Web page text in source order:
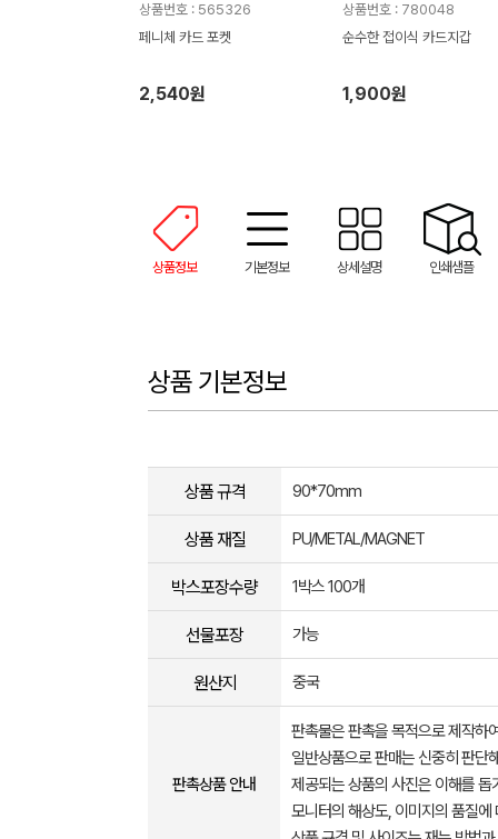
상품번호 : 565326
페니체 카드 포켓
2,540원
상품번호 : 780048
순수한 접이식 카드지갑
1,900원
상품정보 기본정보 상세설명 인쇄샘플
상품 기본정보
상품 규격 90*70mm
상품 재질 PU/METAL/MAGNET
박스포장수량 1박스 100개
선물포장 가능
원산지 중국
판촉상품 안내
판촉물은 판촉을 목적으로 제작하
일반상품으로 판매는 신중히 판단
제공되는 상품의 사진은 이해를
모니터의 해상도, 이미지의 품질